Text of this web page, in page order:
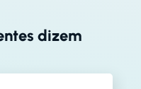
dizem